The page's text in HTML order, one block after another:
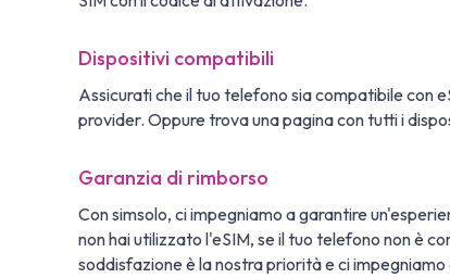
Dispositivi compatibili
Assicurati che il tuo telefono sia compatibile con
provider. Oppure trova una pagina con tutti i
Garanzia di rimborso
Con simsolo, ci impegniamo a garantire
non hai utilizzato l'eSIM, se il tuo telefono non è
soddisfazione è la nostra priorità e ci